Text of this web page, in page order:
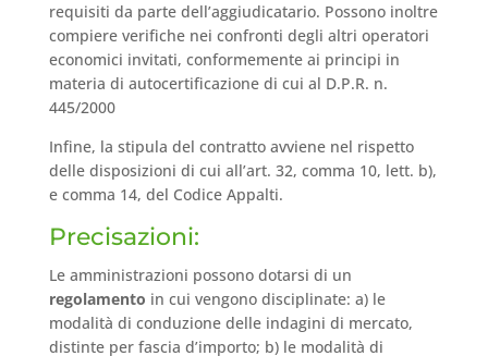
requisiti da parte dell’aggiudicatario. Possono inoltre
compiere verifiche nei confronti degli altri operatori
economici invitati, conformemente ai principi in
materia di autocertificazione di cui al D.P.R. n.
445/2000
Infine, la stipula del contratto avviene nel rispetto
delle disposizioni di cui all’art. 32, comma 10, lett. b),
e comma 14, del Codice Appalti.
Precisazioni:
Le amministrazioni possono dotarsi di un
regolamento in cui vengono disciplinate: a) le
modalità di conduzione delle indagini di mercato,
distinte per fascia d’importo; b) le modalità di